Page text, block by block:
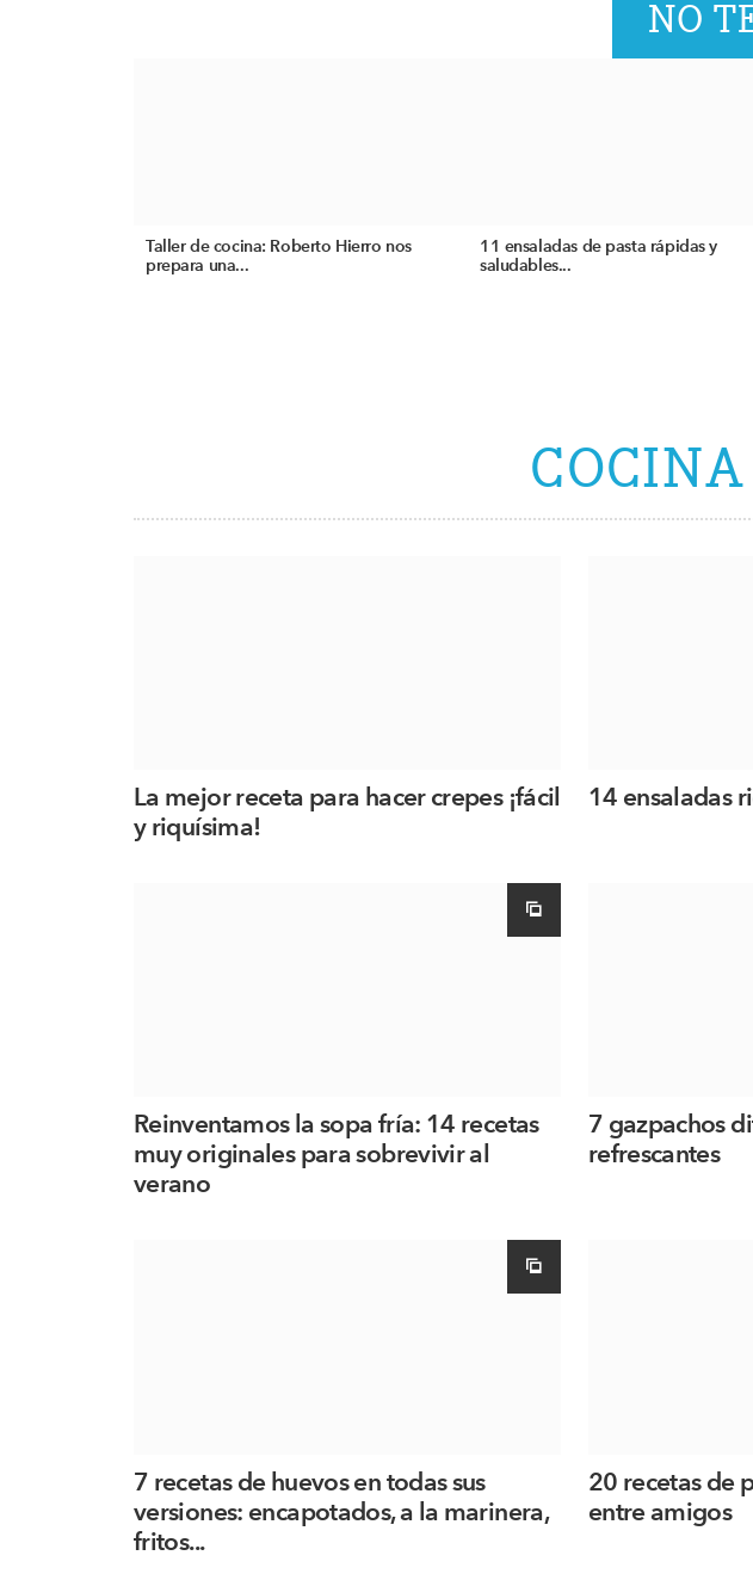
NO
Taller de cocina: Roberto Hierro nos
prepara una...
11 ensaladas de pasta rápidas y
saludables...
La mejor receta para hacer crepes ¡fácil
y riquísima!
14 ensaladas
Reinventamos la sopa fría: 14 recetas
muy originales para sobrevivir al
verano
7 gazpachos
refrescantes
7 recetas de huevos en todas sus
versiones: encapotados, a la marinera,
fritos...
20 recetas de
entre amigos